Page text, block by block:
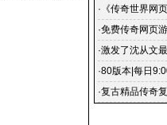
奇网页版官网
· 《传奇世界网
·免费传奇网页
网页游戏排行榜
·激发了沈从文
·80版本|每日
·复古精品传奇